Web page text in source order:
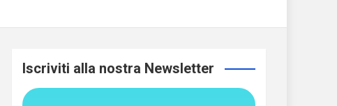
Iscriviti alla nostra Newsletter